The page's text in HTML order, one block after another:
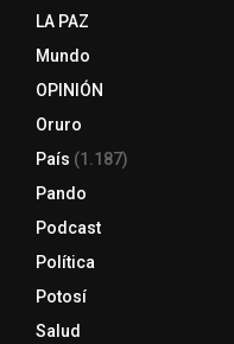
LA PAZ
Mundo
OPINIÓN
Oruro
País (1.187)
Pando
Podcast
Política
Potosí
Salud